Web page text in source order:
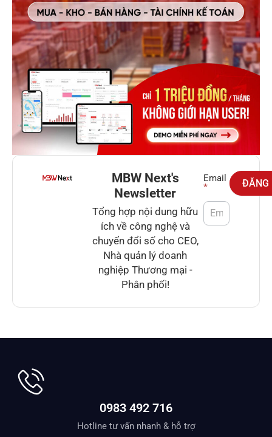
MBW Next's
Newsletter
Tổng hợp nội dung hữu
ích về công nghệ và
chuyển đổi số cho CEO,
Nhà quản lý doanh
nghiệp Thương mại -
Phân phối!
Newsletter
Email
*
ĐĂNG
0983 492 716
Hotline tư vấn nhanh & hỗ trợ